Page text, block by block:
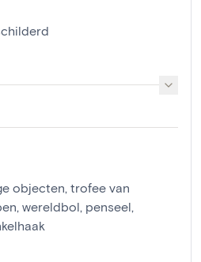
objecten, trofee van
, wereldbol, penseel,